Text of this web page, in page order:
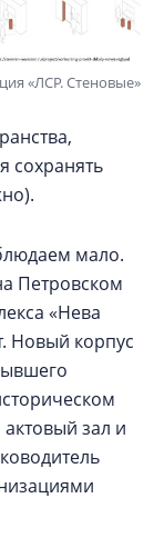
«ЛСР. Стеновые»
сохранять
мало.
Петровском
«Нева
Новый корпус
зал и